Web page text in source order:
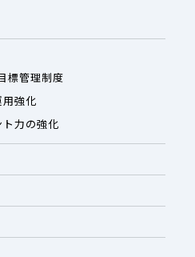
標管理制度
強化
力の強化